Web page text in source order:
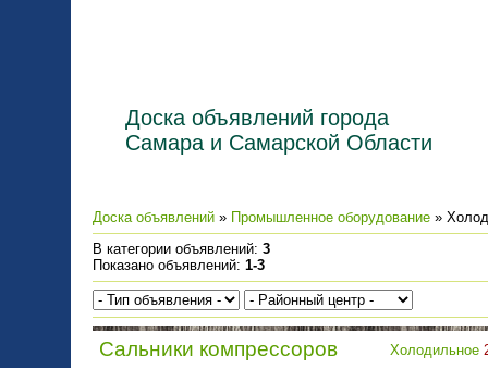
Доска объявлений города
Самара и Самарской Области
Доска объявлений » Промышленное оборудование »
В категории объявлений: 3
Показано объявлений: 1-3
Сальники компрессоров Холодильное